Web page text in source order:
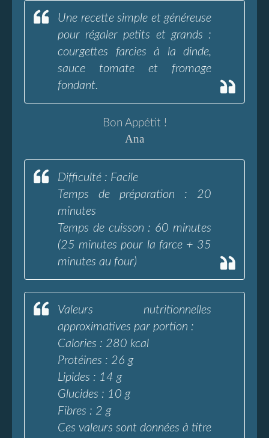
Une recette simple et généreuse
pour régaler petits et grands :
courgettes farcies à la dinde,
sauce tomate et fromage
fondant.
Bon Appétit !
Ana
Difficulté : Facile
Temps de préparation : 20
minutes
Temps de cuisson : 60 minutes
(25 minutes pour la farce + 35
minutes au four)
Valeurs nutritionnelles
approximatives par portion :
Calories : 280 kcal
Protéines : 26 g
Lipides : 14 g
Glucides : 10 g
Fibres : 2 g
Ces valeurs sont données à titre